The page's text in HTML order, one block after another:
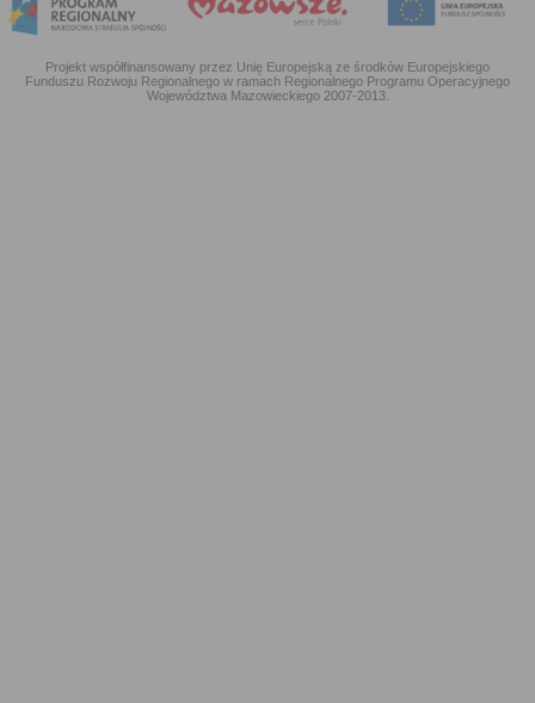
Projekt współfinansowany przez Unię Europejską ze środków Europejskiego
Funduszu Rozwoju Regionalnego w ramach Regionalnego Programu Operacyjnego
Województwa Mazowieckiego 2007-2013.